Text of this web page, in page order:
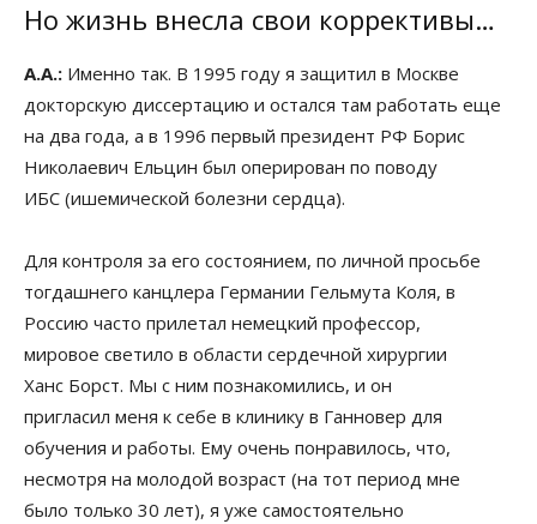
Но жизнь внесла свои коррективы…
А.А.: Именно так. В 1995 году я защитил в Москве
докторскую диссертацию и остался там работать еще
на два года, а в 1996 первый президент РФ Борис
Николаевич Ельцин был оперирован по поводу
ИБС (ишемической болезни сердца).
Для контроля за его состоянием, по личной просьбе
тогдашнего канцлера Германии Гельмута Коля, в
Россию часто прилетал немецкий профессор,
мировое светило в области сердечной хирургии
Ханс Борст. Мы с ним познакомились, и он
пригласил меня к себе в клинику в Ганновер для
обучения и работы. Ему очень понравилось, что,
несмотря на молодой возраст (на тот период мне
было только 30 лет), я уже самостоятельно